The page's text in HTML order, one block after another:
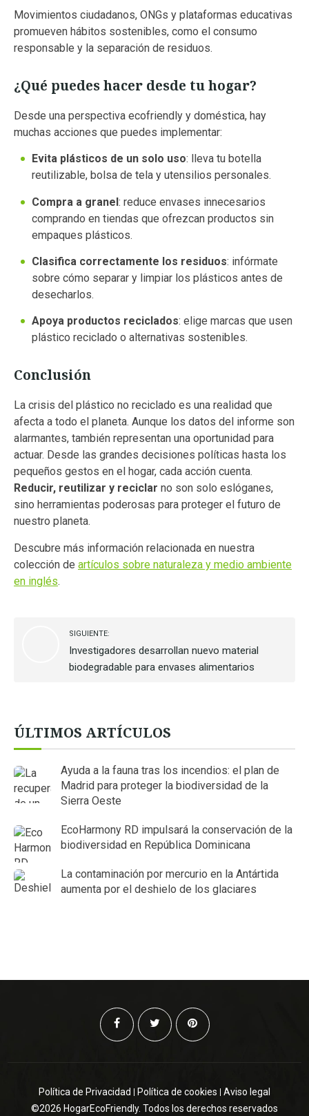
Movimientos ciudadanos, ONGs y plataformas educativas
promueven hábitos sostenibles, como el consumo
responsable y la separación de residuos.
¿Qué puedes hacer desde tu hogar?
Desde una perspectiva ecofriendly y doméstica, hay
muchas acciones que puedes implementar:
Evita plásticos de un solo uso: lleva tu botella
reutilizable, bolsa de tela y utensilios personales.
Compra a granel: reduce envases innecesarios
comprando en tiendas que ofrezcan productos sin
empaques plásticos.
Clasifica correctamente los residuos: infórmate
sobre cómo separar y limpiar los plásticos antes de
desecharlos.
Apoya productos reciclados: elige marcas que usen
plástico reciclado o alternativas sostenibles.
Conclusión
La crisis del plástico no reciclado es una realidad que
afecta a todo el planeta. Aunque los datos del informe son
alarmantes, también representan una oportunidad para
actuar. Desde las grandes decisiones políticas hasta los
pequeños gestos en el hogar, cada acción cuenta.
Reducir, reutilizar y reciclar no son solo eslóganes,
sino herramientas poderosas para proteger el futuro de
nuestro planeta.
Descubre más información relacionada en nuestra
colección de artículos sobre naturaleza y medio ambiente
en inglés.
SIGUIENTE:
Investigadores desarrollan nuevo material
biodegradable para envases alimentarios
ÚLTIMOS ARTÍCULOS
Ayuda a la fauna tras los incendios: el plan de
Madrid para proteger la biodiversidad de la
Sierra Oeste
EcoHarmony RD impulsará la conservación de la
biodiversidad en República Dominicana
La contaminación por mercurio en la Antártida
aumenta por el deshielo de los glaciares
Política de Privacidad Política de cookies
Aviso legal
©2026 HogarEcoFriendly. Todos los derechos reservados